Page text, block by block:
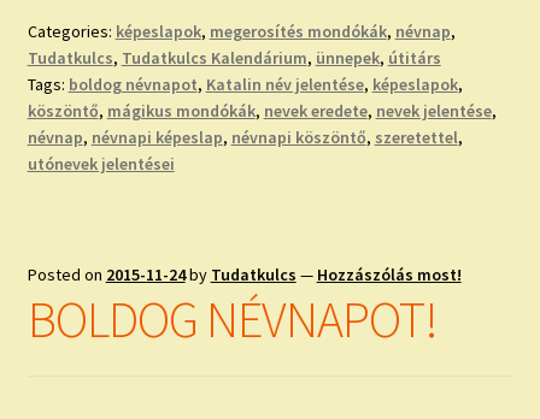
Categories: képeslapok, megerosítés mondókák, névnap,
Tudatkulcs, Tudatkulcs Kalendárium, ünnepek, útitárs
Tags: boldog névnapot, Katalin név jelentése, képeslapok,
köszöntő, mágikus mondókák, nevek eredete, nevek jelentése,
névnap, névnapi képeslap, névnapi köszöntő, szeretettel,
utónevek jelentései
Posted on 2015-11-24by Tudatkulcs — Hozzászólás most!
BOLDOG NÉVNAPOT!